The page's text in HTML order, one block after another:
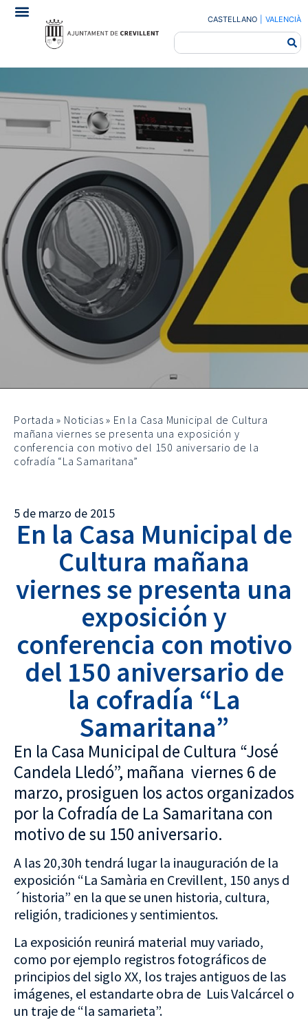
CASTELLANO VALENCIÀ
Portada » Noticias » En la Casa Municipal de Cultura
mañana viernes se presenta una exposición y
conferencia con motivo del 150 aniversario de la
cofradía “La Samaritana”
5 de marzo de 2015
En la Casa Municipal de
Cultura mañana
viernes se presenta una
exposición y
conferencia con motivo
del 150 aniversario de
la cofradía “La
Samaritana”
En la Casa Municipal de Cultura “José
Candela Lledó”, mañana viernes 6 de
marzo, prosiguen los actos organizados
por la Cofradía de La Samaritana con
motivo de su 150 aniversario.
A las 20,30h tendrá lugar la inauguración de la
exposición “La Samària en Crevillent, 150 anys d
´historia” en la que se unen historia, cultura,
religión, tradiciones y sentimientos.
La exposición reunirá material muy variado,
como por ejemplo registros fotográficos de
principios del siglo XX, los trajes antiguos de las
imágenes, el estandarte obra de Luis Valcárcel o
un traje de “la samarieta”.